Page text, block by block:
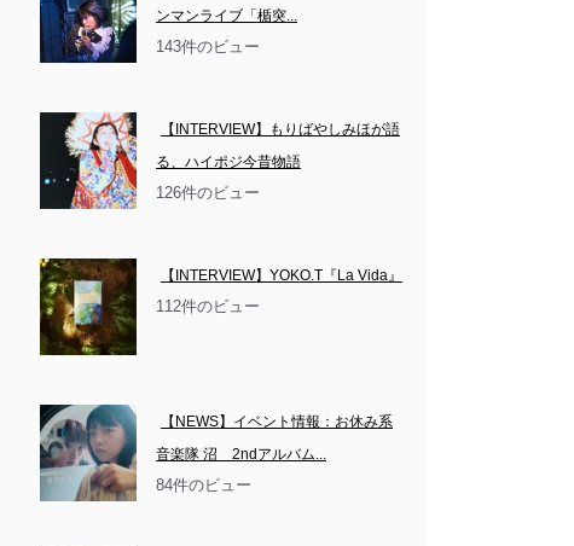
ンマンライブ「楯突...
143件のビュー
【INTERVIEW】もりばやしみほが語
る、ハイポジ今昔物語
126件のビュー
【INTERVIEW】YOKO.T『La Vida』
112件のビュー
【NEWS】イベント情報：お休み系
音楽隊 沼　2ndアルバム...
84件のビュー